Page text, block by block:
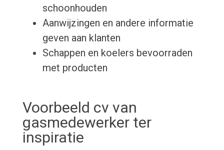
schoonhouden
Aanwijzingen en andere informatie
geven aan klanten
Schappen en koelers bevoorraden
met producten
Voorbeeld cv van
gasmedewerker ter
inspiratie